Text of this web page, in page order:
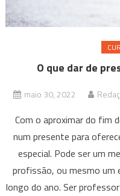
O que dar de
maio 30, 2022
Com o aproximar do fim
num presente para
especial. Pode ser um
profissão, ou mesmo um
longo do ano. Ser